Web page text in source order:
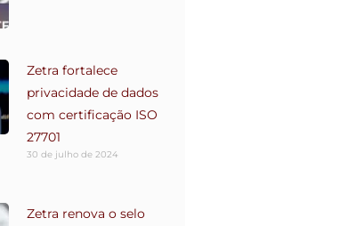
Zetra fortalece
privacidade de dados
com certificação ISO
27701
30 de julho de 2024
Zetra renova o selo